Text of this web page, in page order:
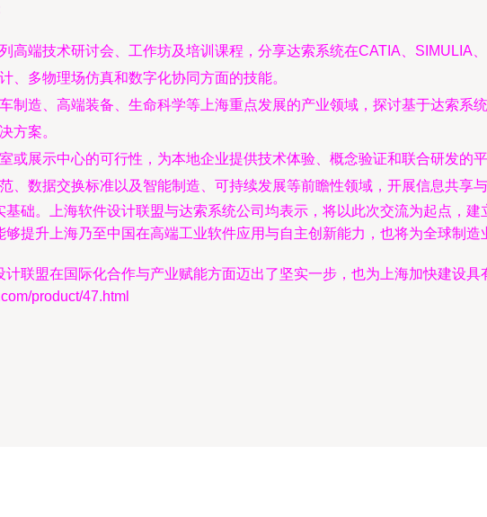
高端技术研讨会、工作坊及培训课程，分享达索系统在CATIA、SIMULIA
、多物理场仿真和数字化协同方面的技能。
制造、高端装备、生命科学等上海重点发展的产业领域，探讨基于达索系
方案。
或展示中心的可行性，为本地企业提供技术体验、概念验证和联合研发的
、数据交换标准以及智能制造、可持续发展等前瞻性领域，开展信息共享与
础。上海软件设计联盟与达索系统公司均表示，将以此次交流为起点，
提升上海乃至中国在高端工业软件应用与自主创新能力，也将为全球制造
联盟在国际化合作与产业赋能方面迈出了坚实一步，也为上海加快建设具
product/47.html